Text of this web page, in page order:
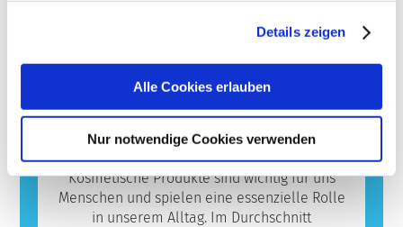
Details zeigen
Alle Cookies erlauben
Nur notwendige Cookies verwenden
wissenschaftliche Experten, zu denen die
einschließlich möglicher Störungen des
Hormonsystems.
Produkten zu entwickeln.
auf, wenn das Immunsystem einer Person
Menschen harmlos sind. Ein Stoff, der eine
allergische Reaktion hervorruft, wird als
Allergen bezeichnet. Kosmetika und
Körperpflegeprodukte können Inhaltsstoffe
enthalten, die bei manchen Menschen eine
Allergie auslösen können. Das bedeutet
jedoch nicht, dass das Produkt für andere
Personen nicht sicher ist.
Datenbank
Kosmetische Produkte sind wichtig für uns
Menschen und spielen eine essenzielle Rolle
in unserem Alltag. Im Durchschnitt